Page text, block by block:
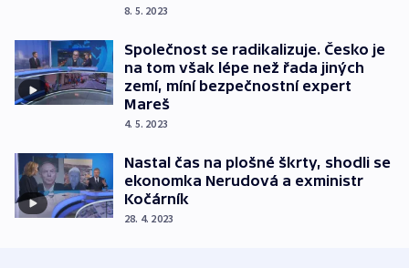
8. 5. 2023
Společnost se radikalizuje. Česko je
na tom však lépe než řada jiných
zemí, míní bezpečnostní expert
Mareš
4. 5. 2023
Nastal čas na plošné škrty, shodli se
ekonomka Nerudová a exministr
Kočárník
28. 4. 2023